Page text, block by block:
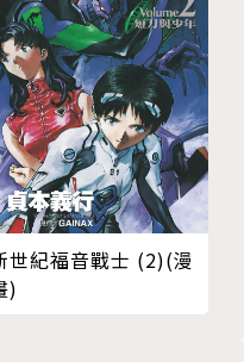
世紀福音戰士 (2)(漫
)